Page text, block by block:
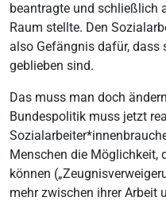
beantragte und schließlich
Raum stellte. Den
also Gefängnis dafür, dass
geblieben sind.
Das muss man doch
Bundespolitik muss jetzt
Menschen die Möglichkeit,
können
mehr zwischen ihrer Arbeit